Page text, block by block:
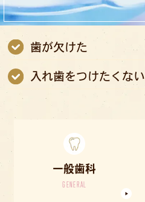
歯が欠けた
入れ歯をつけたくない
一般歯科
GENERAL